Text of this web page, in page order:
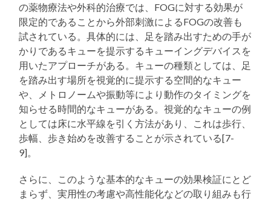
の薬物療法や外科的治療では、FOGに対する効果が
限定的であることから外部刺激によるFOGの改善も
試されている。具体的には、足を踏み出すための手が
かりであるキューを提示するキューイングデバイスを
用いたアプローチがある。キューの種類としては、足
を踏み出す場所を視覚的に提示する空間的なキュー
や、メトロノームや振動等により動作のタイミングを
知らせる時間的なキューがある。視覚的なキューの例
としては床に水平線を引く方法があり、これは歩行、
歩幅、歩き始めを改善することが示されている[7-
9]。
さらに、このような基本的なキューの効果検証にとど
まらず、実用性の考慮や高性能化などの取り組みも行